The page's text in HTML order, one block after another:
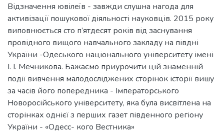
Відзначення ювілеїв - завжди слушна нагода для
активізації пошукової діяльності науковців. 2015 року
виповнюється сто п’ятдесят років від заснування
провідного вищого навчального закладу на півдні
України -Одеського національного університету імені
І. І. Мечникова. Бажаємо приурочити цій знаменній
події вивчення малодосліджених сторінок історії вишу
за часів його попередника - Імператорського
Новоросійського університету, яка була висвітлена на
сторінках однієї з перших газет південного регіону
України - «Одесс- кого Вестника»